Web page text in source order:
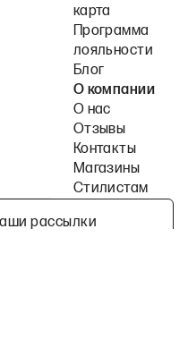
карта
Программа
лояльности
Блог
О компании
О нас
Отзывы
Контакты
Магазины
Стилистам
рассылки